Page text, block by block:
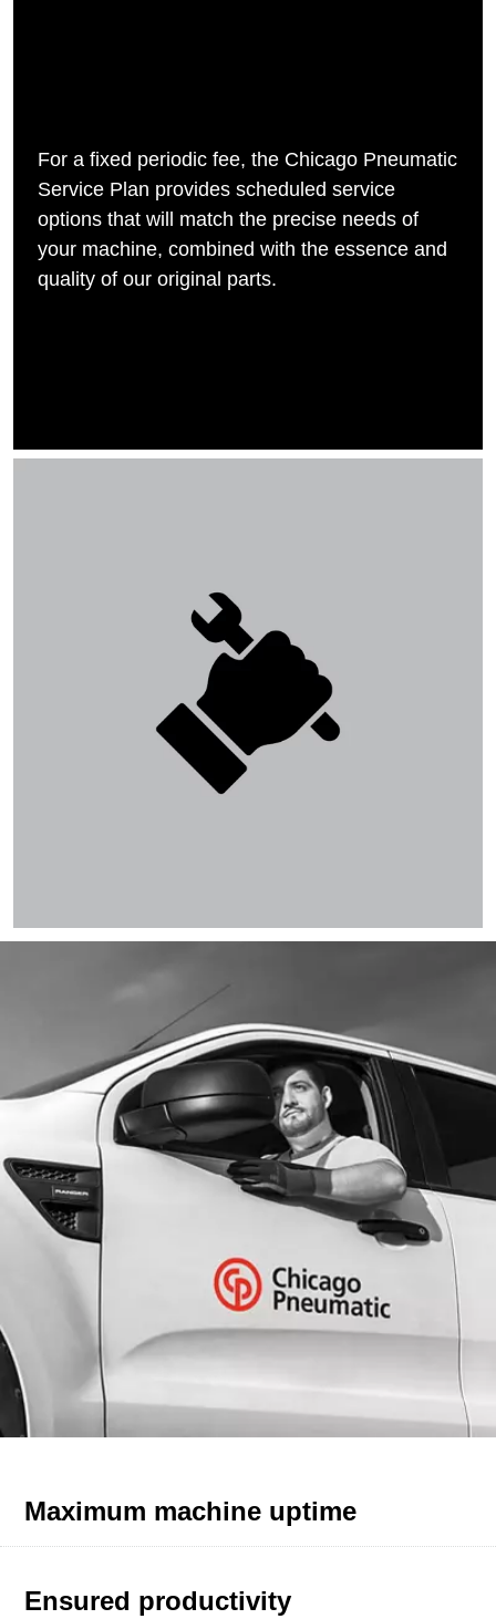
For a fixed periodic fee, the Chicago Pneumatic
Service Plan provides scheduled service
options that will match the precise needs of
your machine, combined with the essence and
quality of our original parts.
Maximum machine uptime
Ensured productivity